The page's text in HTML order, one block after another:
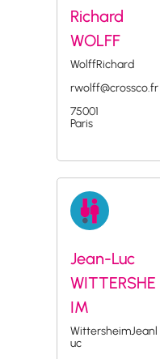
Richard
WOLFF
WolffRichard
rwolff@crossco.fr
75001
Paris
Jean-Luc
WITTERSHE
IM
WittersheimJeanl
uc